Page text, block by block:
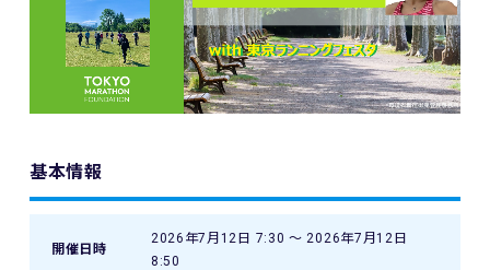
基本情報
開催日時
2026年7月12日 7:30 〜 2026年7月12日
8:50